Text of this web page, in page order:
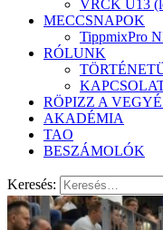
VRCK U13
MECCSNAPOK
TippmixPro
RÓLUNK
RÖPIZZ A
AKADÉMIA
TAO
BESZÁMOLÓK
Keresés: